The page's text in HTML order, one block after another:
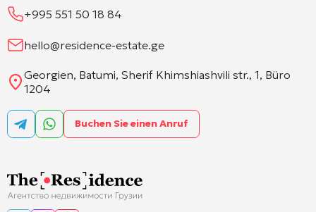
+995 551 50 18 84
hello@residence-estate.ge
Georgien, Batumi, Sherif Khimshiashvili str., 1, Büro
1204
Buchen Sie einen Anruf